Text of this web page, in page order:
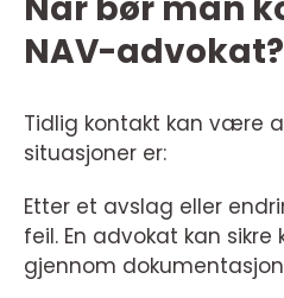
Når bør man
NAV-advokat?
Tidlig kontakt kan være
situasjoner er:
Etter et avslag eller
feil. En advokat kan
gjennom